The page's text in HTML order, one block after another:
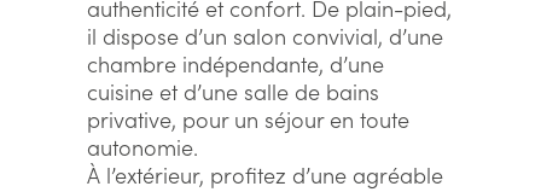
authenticité et confort. De plain-pied,
il dispose d’un salon convivial, d’une
chambre indépendante, d’une
cuisine et d’une salle de bains
privative, pour un séjour en toute
autonomie.
À l’extérieur, profitez d’une agréable